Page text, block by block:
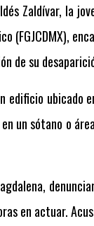
Zaldívar, la
(FGJCDMX),
de su
ubicado
un sótano o
en actuar.